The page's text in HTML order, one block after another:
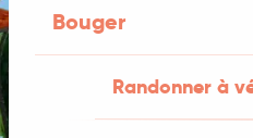
Bouger
Randonner à